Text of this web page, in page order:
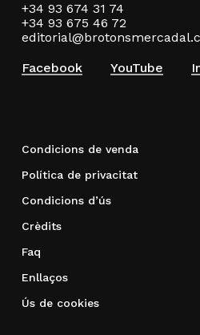
+34 93 674 31 74
+34 93 675 46 72
Facebook
YouTube
Condicions de venda
Política de privacitat
Condicions d’ús
Crèdits
Faq
Enllaços
Ús de cookies